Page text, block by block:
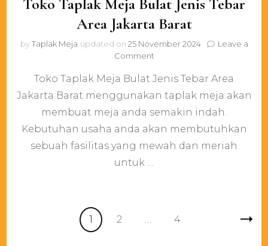
Toko Taplak Meja Bulat Jenis Tebar
Area Jakarta Barat
byTaplak Meja updated on 25 November 2024
Leave a
Commenton
Taplak
Meja
Jenis
Tebar
Jakarta
Toko Taplak Meja Bulat Jenis Tebar Area
Jakarta Barat menggunakan taplak meja akan
membuat meja anda semakin indah.
Kebutuhan usaha anda akan membutuhkan
sebuah fasilitas yang mewah dan meriah
untuk …
pagination
Page
1 Page
2 … Page
4